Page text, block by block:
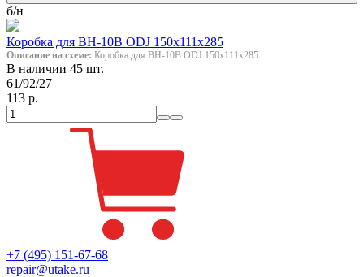
б/н
Коробка для ВН-10В ODJ 150х111х285
Описание на схеме: Коробка для ВН-10В ODJ 150х111х285
В наличии 45 шт.
61/92/27
113 р.
+7 (495) 151-67-68
repair@utake.ru